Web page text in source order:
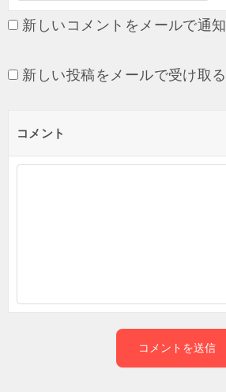
新しいコメントをメールで通知
新しい投稿をメールで受け取る
コメント